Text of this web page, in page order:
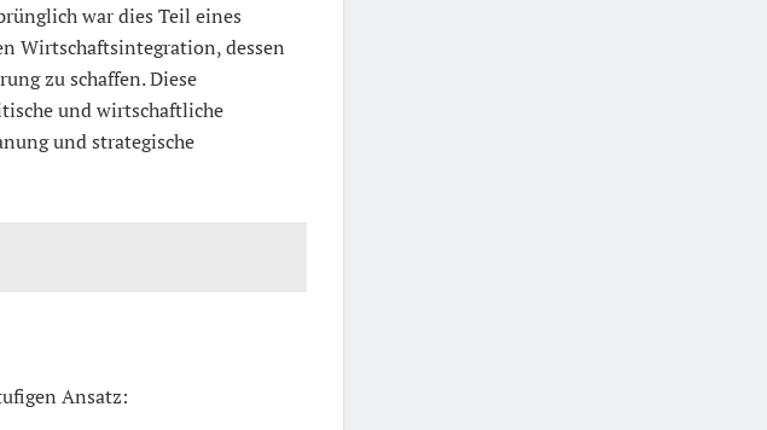
war dies Teil eines
Wirtschaftsintegration, dessen
zu schaffen. Diese
und wirtschaftliche
und strategische
Ansatz: